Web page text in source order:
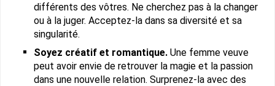
différents des vôtres. Ne cherchez pas à la changer
ou à la juger. Acceptez-la dans sa diversité et sa
singularité.
Soyez créatif et romantique.Une femme veuve
peut avoir envie de retrouver la magie et la passion
dans une nouvelle relation. Surprenez-la avec des